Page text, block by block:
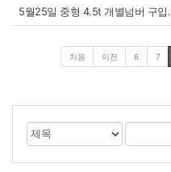
5월25일 중형 4.5t 개별넘버 구입.
처음 이전 6 7
게
물
검
색
대
검
어